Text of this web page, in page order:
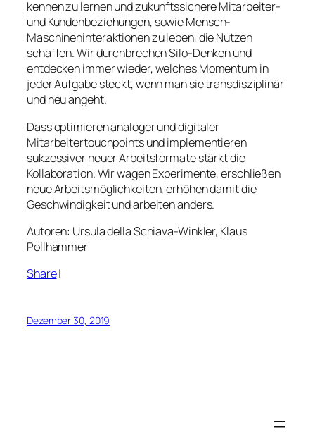
kennen zu lernen und zukunftssichere Mitarbeiter-
und Kundenbeziehungen, sowie Mensch-
Maschineninteraktionen zu leben, die Nutzen
schaffen. Wir durchbrechen Silo-Denken und
entdecken immer wieder, welches Momentum in
jeder Aufgabe steckt, wenn man sie transdisziplinär
und neu angeht.
Dass optimieren analoger und digitaler
Mitarbeitertouchpoints und implementieren
sukzessiver neuer Arbeitsformate stärkt die
Kollaboration. Wir wagen Experimente, erschließen
neue Arbeitsmöglichkeiten, erhöhen damit die
Geschwindigkeit und arbeiten anders.
Autoren: Ursula della Schiava-Winkler, Klaus
Pollhammer
Share|
Dezember 30, 2019